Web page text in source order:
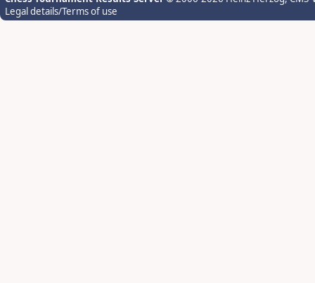
Legal details/Terms of use